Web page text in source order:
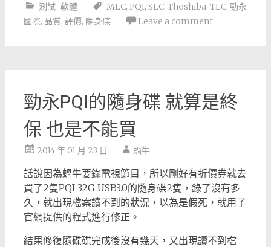
測試-軟體 MLC, PQI, SLC, Thoshiba, TLC, 勁永
國際, 品質, 評價, 隨身碟 Leave a comment
勁永PQI的隨身碟 就算是終
保 也是不能買
2014 年 01 月 23 日 蝸牛
話說因為蝸牛要錄電視節目，所以剛好有折價券就去
買了2隻PQI 32G USB3.0的隨身碟2隻，錄了沒有多
久，就出現檔案讀不到的狀況，以為是假死，就用了
官網提供的程式進行修正。
結果修復隨碟碟完成後沒有幾天，又出現讀不到檔